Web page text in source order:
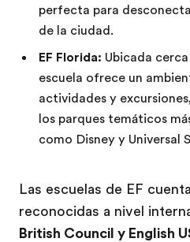
perfecta para
de la ciudad.
EF Florida: Ubicada
escuela ofrece un
actividades y
los parques temáticos
como Disney y Universal
Las escuelas de EF
reconocidas a nivel
British Council y English